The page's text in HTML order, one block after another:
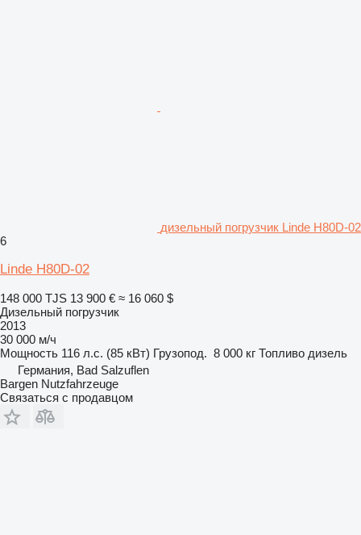
дизельный погрузчик Linde H80D-02
6
Linde H80D-02
148 000 TJS 13 900 € ≈ 16 060 $
Дизельный погрузчик
2013
30 000 м/ч
Мощность 116 л.с. (85 кВт) Грузопод. 8 000 кг Топливо дизель
Германия, Bad Salzuflen
Bargen Nutzfahrzeuge
Связаться с продавцом